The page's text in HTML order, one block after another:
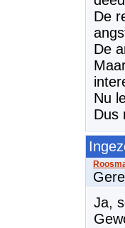
De
De
Nu
Dus
Ja,